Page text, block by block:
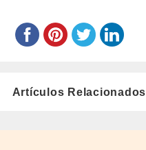
Artículos Relacionados